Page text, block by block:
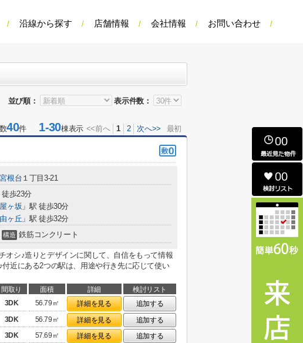
沿線から探す 店舗情報 会社情報 お問い合わせ
並び順： 表示件数：
40件1-30棟表示 <<前へ 1 2 次へ>> 最初
宮根台 １丁目3-21
徒歩23分
ヶ坂 」駅 徒歩30分
ヶ丘 」駅 徒歩32分
構造 鉄筋コンクリート
オシ♪造りとデザインに関して、自信をもって情報
近にある2つの駅は、用途や行き先に応じて使い
間取り 面積 詳細
検討リスト
3DK 56.79㎡ 詳細を見る
追加する
3DK 56.79㎡ 詳細を見る
追加する
3DK 57.69㎡ 詳細を見る 追加する
00
00